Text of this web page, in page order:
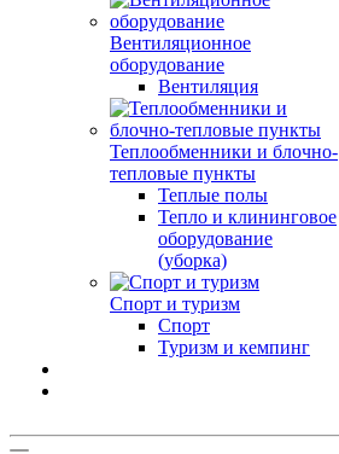
Вентиляционное
оборудование
Вентиляция
Теплообменники и блочно-
тепловые пункты
Теплые полы
Тепло и клининговое
оборудование
(уборка)
Спорт и туризм
Спорт
Туризм и кемпинг